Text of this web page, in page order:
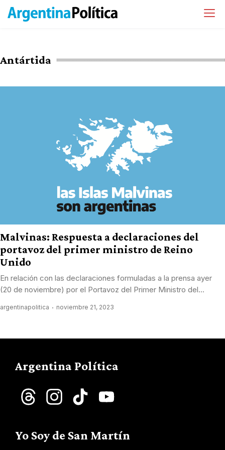
Antártida
Malvinas: Respuesta a declaraciones del
portavoz del primer ministro de Reino
Unido
En relación con las declaraciones formuladas a la prensa ayer
(20 de noviembre) por el Portavoz del Primer Ministro del...
argentinapolitica noviembre 21, 2023
Argentina Política
Threads InstagramTikTok
Yo Soy de San Martín